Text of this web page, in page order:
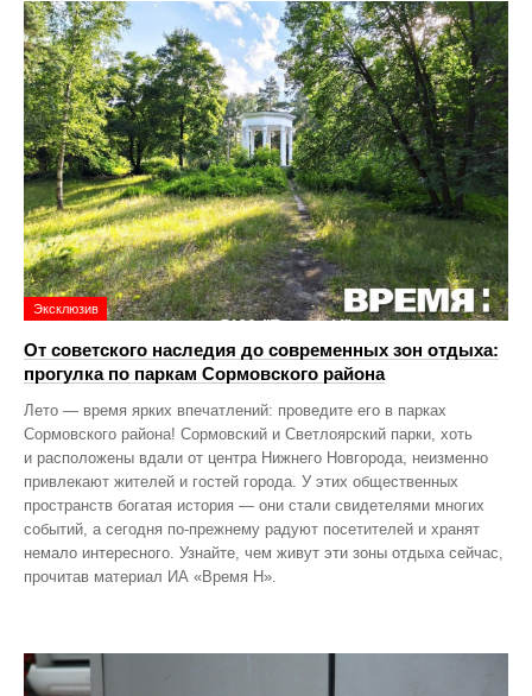
Эксклюзив
От советского наследия до современных зон отдыха:
прогулка по паркам Сормовского района
Лето — время ярких впечатлений: проведите его в парках
Сормовского района! Сормовский и Светлоярский парки, хоть
и расположены вдали от центра Нижнего Новгорода, неизменно
привлекают жителей и гостей города. У этих общественных
пространств богатая история — они стали свидетелями многих
событий, а сегодня по‑прежнему радуют посетителей и хранят
немало интересного. Узнайте, чем живут эти зоны отдыха сейчас,
прочитав материал ИА «Время Н».